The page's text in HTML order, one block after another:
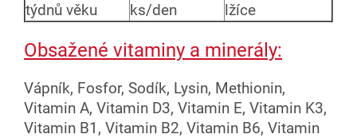
týdnů věku
ks/den
lžíce
Obsažené vitaminy a minerály:
Vápník, Fosfor, Sodík, Lysin, Methionin,
Vitamin A, Vitamin D3, Vitamin E, Vitamin K3,
Vitamin B1, Vitamin B2, Vitamin B6, Vitamin